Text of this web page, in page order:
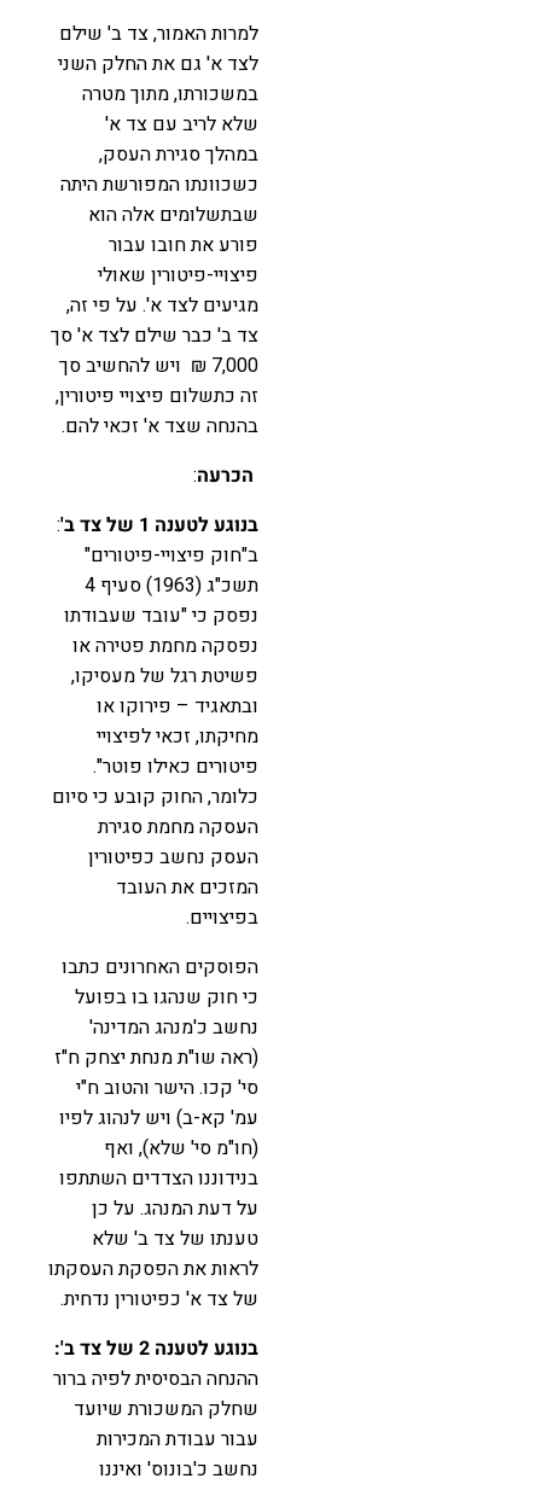
למרות האמור, צד ב' שילם
לצד א' גם את החלק השני
במשכורתו, מתוך מטרה
שלא לריב עם צד א'
במהלך סגירת העסק,
כשכוונתו המפורשת היתה
שבתשלומים אלה הוא
פורע את חובו עבור
פיצויי-פיטורין שאולי
מגיעים לצד א'. על פי זה,
צד ב' כבר שילם לצד א' סך
7,000 ₪ ויש להחשיב סך
זה כתשלום פיצויי פיטורין,
בהנחה שצד א' זכאי להם.
הכרעה:
בנוגע לטענה 1 של צד ב'
:
ב"חוק פיצויי-פיטורים"
תשכ"ג (1963) סעיף 4
נפסק כי "עובד שעבודתו
נפסקה מחמת פטירה או
פשיטת רגל של מעסיקו,
ובתאגיד – פירוקו או
מחיקתו, זכאי לפיצויי
פיטורים כאילו פוטר".
כלומר, החוק קובע כי סיום
העסקה מחמת סגירת
העסק נחשב כפיטורין
המזכים את העובד
בפיצויים.
הפוסקים האחרונים כתבו
כי חוק שנהגו בו בפועל
נחשב כ'מנהג המדינה'
(ראה שו"ת מנחת יצחק ח"ז
סי' קכו. הישר והטוב ח"י
עמ' קא-ב) ויש לנהוג לפיו
(חו"מ סי' שלא), ואף
בנידוננו הצדדים השתתפו
על דעת המנהג. על כן
טענתו של צד ב' שלא
לראות את הפסקת העסקתו
של צד א' כפיטורין נדחית.
בנוגע לטענה 2 של צד ב':
ההנחה הבסיסית לפיה ברור
שחלק המשכורת שיועד
עבור עבודת המכירות
נחשב כ'בונוס' ואיננו